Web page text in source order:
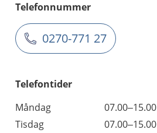
Telefonnummer
0270-771 27
Telefontider
Måndag
07.00–15.00
Tisdag
07.00–15.00